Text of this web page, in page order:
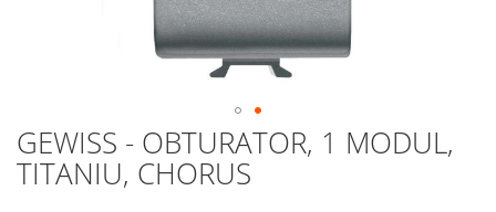
GEWISS - OBTURATOR, 1 MODUL,
TITANIU, CHORUS
Skip
to
the